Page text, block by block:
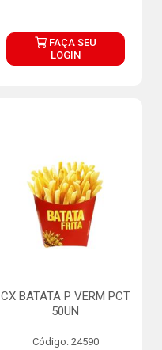
FAÇA SEU
LOGIN
CX BATATA P VERM PCT
50UN
Código: 24590